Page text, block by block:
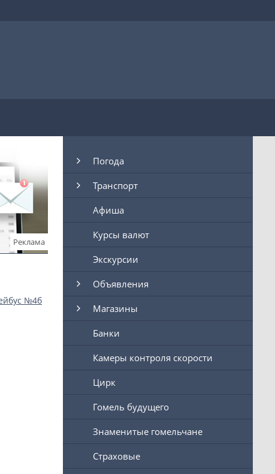
Реклама
№4б
Погода
Транспорт
Афиша
Курсы валют
Экскурсии
Объявления
Магазины
Банки
Камеры контроля скорости
Цирк
Гомель будущего
Знаменитые гомельчане
Страховые